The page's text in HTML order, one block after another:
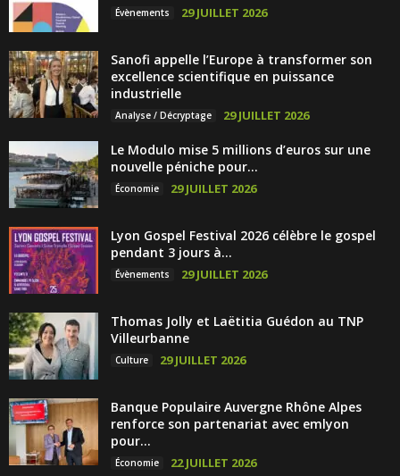
Évènements 29 JUILLET 2026
Sanofi appelle l’Europe à transformer son
excellence scientifique en puissance
industrielle
Analyse / Décryptage 29 JUILLET 2026
Le Modulo mise 5 millions d’euros sur une
nouvelle péniche pour...
Économie 29 JUILLET 2026
Lyon Gospel Festival 2026 célèbre le gospel
pendant 3 jours à...
Évènements 29 JUILLET 2026
Thomas Jolly et Laëtitia Guédon au TNP
Villeurbanne
Culture 29 JUILLET 2026
Banque Populaire Auvergne Rhône Alpes
renforce son partenariat avec emlyon
pour...
Économie 22 JUILLET 2026